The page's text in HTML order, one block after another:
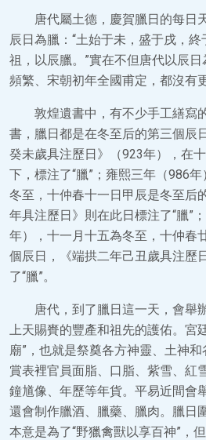
唐代屬土德，慶賀臘日的每日
辰日為臘：“土始于未，盛于戌，
祖，以辰臘。”實在不但唐代以辰
頻繁、宋朝初年全國甫定，都沒有
敦煌遺書中，有不少手工繕寫
書，臘日都是在冬至后的第三個辰
癸未歲具注歷日》（923年），在
下，標注了“臘”；雍熙三年（986
冬至，十仲春十一日甲辰是冬至后
年具注歷日》則在此日標注了“臘”
年），十一月十五為冬至，十仲春
個辰日，《端拱二年己丑歲具注歷
了“臘”。
唐代，到了臘日這一天，會舉
上天賜賚的豐產和祖先的護佑。宮
廟”，也就是祭奠各方神靈、土神
賞表裡官員面脂、口脂、紫雪、紅
鐘馗像、年歷等年貨。平易近間會
還會制作臘酒、臘藥、臘肉。臘日
本意是為了“野獵禽獸以享百神”，